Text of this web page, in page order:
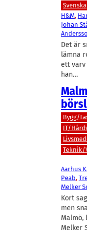
Svenska
H&M,
Johan
Det är
lämna
ett varv
han…
Bygg/
IT/
Teknik/
Aarhus
Peab,
Melker
Kort
men
Malmö,
Melker